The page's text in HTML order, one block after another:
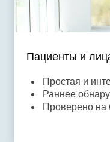
Пациенты и
Простая и
Раннее
Проверено на